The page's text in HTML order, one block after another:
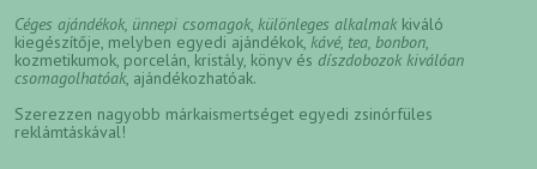
Céges ajándékok, ünnepi csomagok, különleges alkalmak kiváló
kiegészítője, melyben egyedi ajándékok, kávé, tea, bonbon,
kozmetikumok, porcelán, kristály, könyv és díszdobozok kiválóan
csomagolhatóak, ajándékozhatóak.
Szerezzen nagyobb márkaismertséget egyedi zsinórfüles
reklámtáskával!